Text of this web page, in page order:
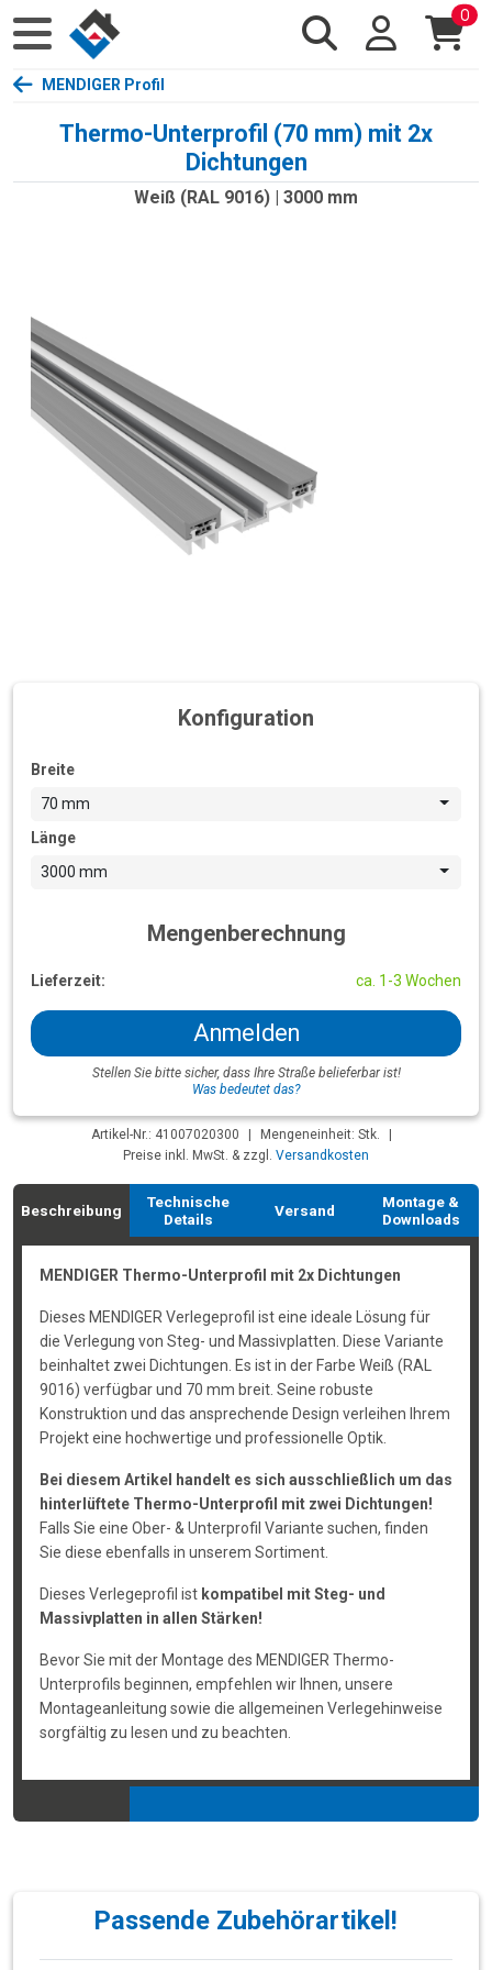
0
MENDIGER Profil
Thermo-Unterprofil (70 mm) mit 2x
Dichtungen
Weiß (RAL 9016) | 3000 mm
Konfiguration
Breite
70 mm
Länge
3000 mm
Mengenberechnung
Lieferzeit: ca. 1-3 Wochen
Anmelden
Stellen Sie bitte sicher, dass Ihre Straße belieferbar ist!
Was bedeutet das?
Artikel-Nr.: 41007020300 Mengeneinheit: Stk.
Preise inkl. MwSt. & zzgl. Versandkosten
Beschreibung
Technische
Details
Versand
Montage &
Downloads
MENDIGER Thermo-Unterprofil mit 2x Dichtungen
Dieses MENDIGER Verlegeprofil ist eine ideale Lösung für
die Verlegung von Steg- und Massivplatten. Diese Variante
beinhaltet zwei Dichtungen. Es ist in der Farbe Weiß (RAL
9016) verfügbar und 70 mm breit. Seine robuste
Konstruktion und das ansprechende Design verleihen Ihrem
Projekt eine hochwertige und professionelle Optik.
Bei diesem Artikel handelt es sich ausschließlich um das
hinterlüftete Thermo-Unterprofil mit zwei Dichtungen!
Falls Sie eine Ober- & Unterprofil Variante suchen, finden
Sie diese ebenfalls in unserem Sortiment.
Dieses Verlegeprofil ist kompatibel mit Steg- und
Massivplatten in allen Stärken!
Bevor Sie mit der Montage des MENDIGER Thermo-
Unterprofils beginnen, empfehlen wir Ihnen, unsere
Montageanleitung sowie die allgemeinen Verlegehinweise
sorgfältig zu lesen und zu beachten.
Passende Zubehörartikel!